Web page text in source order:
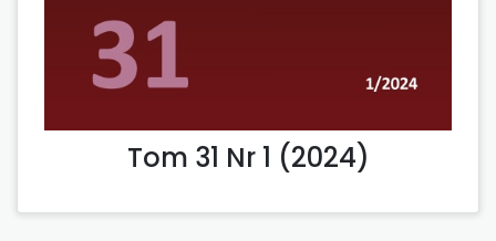
Tom 31 Nr 1 (2024)